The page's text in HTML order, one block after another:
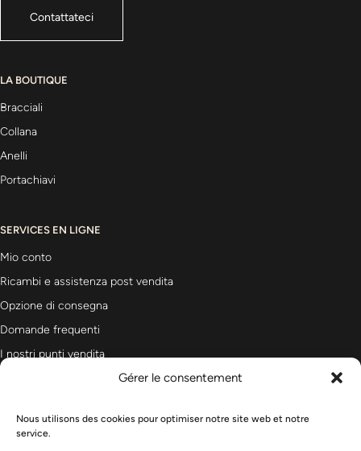
Gérer le consentement
Nous utilisons des cookies pour optimiser notre site web et notre
service.
Contattateci
LA BOUTIQUE
Bracciali
Collana
Anelli
Portachiavi
SERVICES EN LIGNE
Mio conto
Ricambi e assistenza post vendita
Opzione di consegna
Domande frequenti
I nostri punti vendita
Newsletter